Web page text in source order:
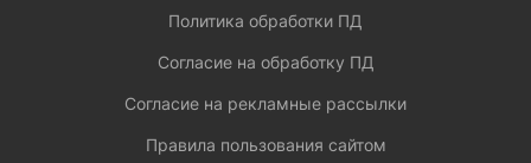
Политика обработки ПД
Согласие на обработку ПД
Согласие на рекламные рассылки
Правила пользования сайтом